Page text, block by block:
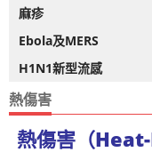
麻疹
Ebola及MERS
H1N1新型流感
熱傷害
熱傷害（